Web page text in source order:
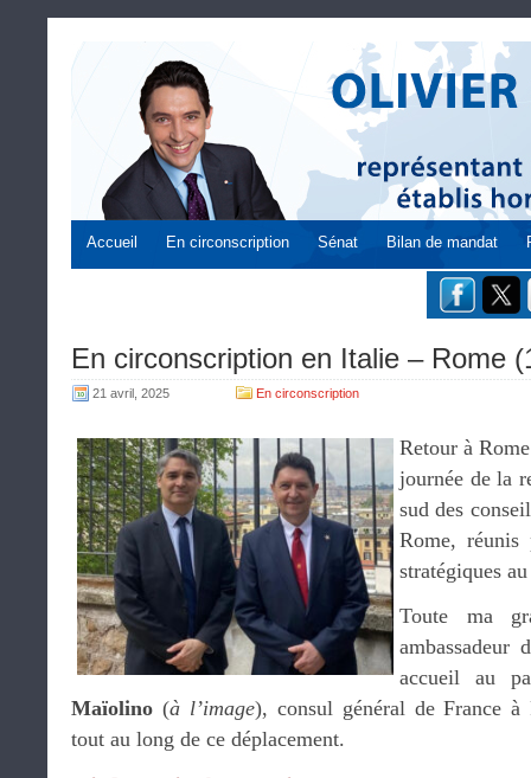
Accueil En circonscription Sénat Bilan de mandat
En circonscription en Italie – Rome
21 avril, 2025 En circonscription
Retour à
journée de la
sud des
Rome, réunis
stratégiques
Toute ma
ambassadeur
accueil au
Maïolino (à l’image), consul général de France à
tout au long de ce déplacement.